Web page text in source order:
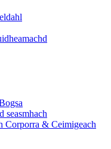
seasmhach
Corporra & Ceimigeach